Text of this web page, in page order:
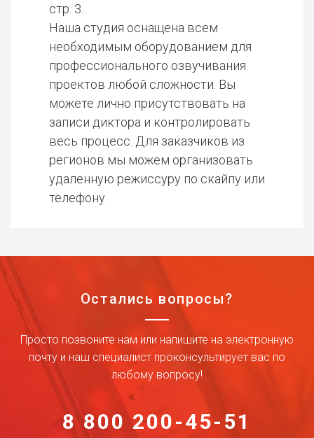
стр. 3.
Наша студия оснащена всем
необходимым оборудованием для
профессионального озвучивания
проектов любой сложности. Вы
можете лично присутствовать на
записи диктора и контролировать
весь процесс. Для заказчиков из
регионов мы можем организовать
удаленную режиссуру по скайпу или
телефону.
Остались вопросы?
Просто позвоните нам или напишите на электронную
почту и наш специалист проконсультирует вас по
любому вопросу!
8 800 200-45-51